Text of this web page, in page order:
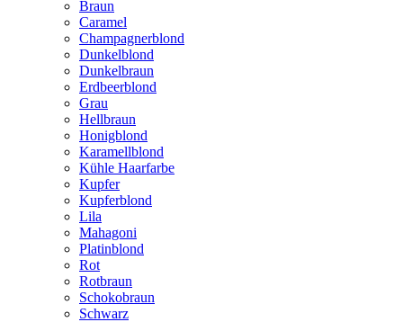
Braun
Caramel
Champagnerblond
Dunkelblond
Dunkelbraun
Erdbeerblond
Grau
Hellbraun
Honigblond
Karamellblond
Kühle Haarfarbe
Kupfer
Kupferblond
Lila
Mahagoni
Platinblond
Rot
Rotbraun
Schokobraun
Schwarz